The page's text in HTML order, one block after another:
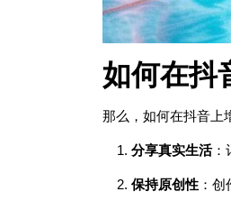
如何在抖
那么，如何在抖音上
分享真实生活：
保持原创性 ：